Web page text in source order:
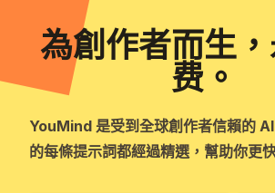
為創作者而生
费。
YouMind 是受到全球創作者信賴的
的每條提示詞都經過精選，幫助你更